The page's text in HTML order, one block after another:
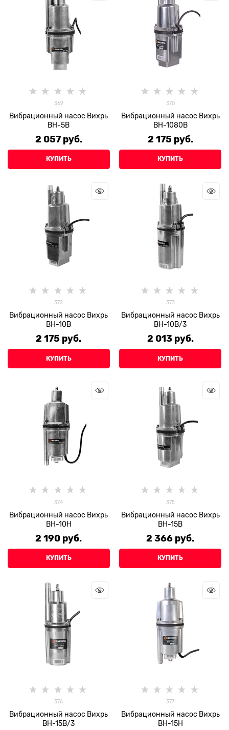
369
Вибрационный насос Вихрь
ВН-5В
2 057 руб.
КУПИТЬ
370
Вибрационный насос Вихрь
ВН-1080В
2 175 руб.
КУПИТЬ
372
Вибрационный насос Вихрь
ВН-10В
2 175 руб.
КУПИТЬ
373
Вибрационный насос Вихрь
ВН-10В/3
2 013 руб.
КУПИТЬ
374
Вибрационный насос Вихрь
ВН-10Н
2 190 руб.
КУПИТЬ
375
Вибрационный насос Вихрь
ВН-15В
2 366 руб.
КУПИТЬ
376
Вибрационный насос Вихрь
ВН-15В/3
377
Вибрационный насос Вихрь
ВН-15Н